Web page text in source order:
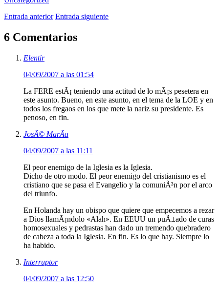
Entrada anterior Entrada siguiente
6 Comentarios
Elentir
04/09/2007 a las 01:54
La FERE estÃ¡ teniendo una actitud de lo mÃ¡s pesetera en
este asunto. Bueno, en este asunto, en el tema de la LOE y en
todos los fregaos en los que mete la nariz su presidente. Es
penoso, en fin.
JosÃ© MarÃ­a
04/09/2007 a las 11:11
El peor enemigo de la Iglesia es la Iglesia.
Dicho de otro modo. El peor enemigo del cristianismo es el
cristiano que se pasa el Evangelio y la comuniÃ³n por el arco
del triunfo.
En Holanda hay un obispo que quiere que empecemos a rezar
a Dios llamÃ¡ndolo «Alah». En EEUU un puÃ±ado de curas
homosexuales y pedrastas han dado un tremendo quebradero
de cabeza a toda la Iglesia. En fin. Es lo que hay. Siempre lo
ha habido.
Interruptor
04/09/2007 a las 12:50